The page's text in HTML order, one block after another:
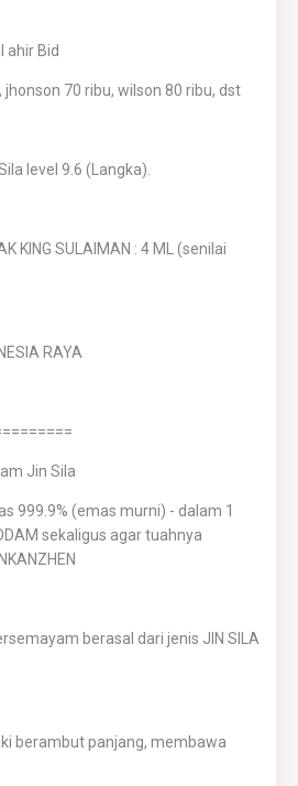
ahir Bid
70 ribu, wilson 80 ribu, dst
level 9.6 (Langka).
KING SULAIMAN : 4 ML (senilai
RAYA
Jin Sila
999.9% (emas murni) - dalam 1
sekaligus agar tuahnya
berasal dari jenis JIN SILA
berambut panjang, membawa